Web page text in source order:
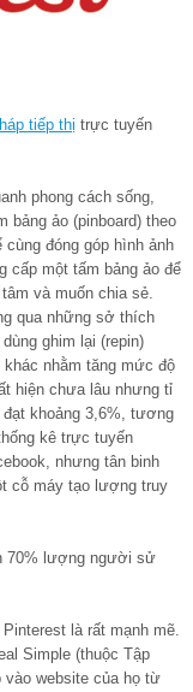
tiếp thị trực tuyến
phong cách sống,
bảng ảo (pinboard) theo
đóng góp hình ảnh
một tấm bảng ảo để
và muốn chia sẻ.
qua những sở thích
ghim lại (repin)
nhằm tăng mức độ
hiện chưa lâu nhưng tỉ
khoảng 3,6%, tương
kê trực tuyến
nhưng tân binh
cỗ máy tạo lượng truy
70% lượng người sử
là rất mạnh mẽ.
Simple (thuộc Tập
vào website của họ từ